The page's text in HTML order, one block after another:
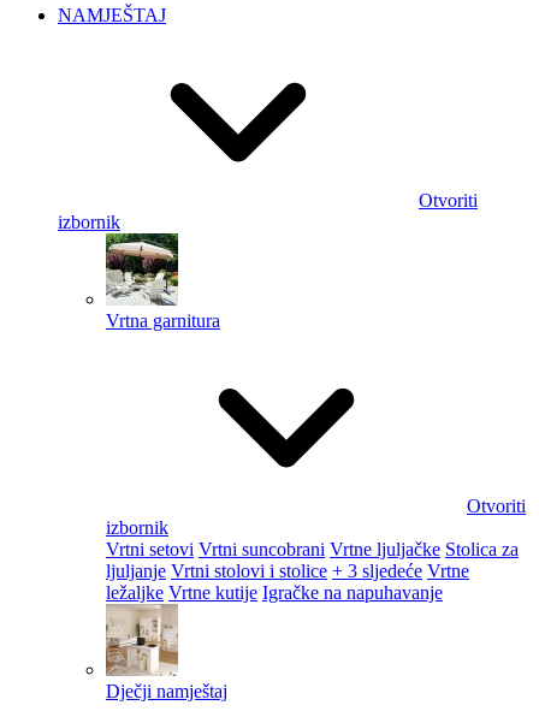
NAMJEŠTAJ
Otvoriti
izbornik
Vrtna garnitura
Otvoriti
izbornik
Vrtni setovi Vrtni suncobrani Vrtne ljuljačke Stolica za
ljuljanje Vrtni stolovi i stolice + 3 sljedeće Vrtne
ležaljke Vrtne kutije Igračke na napuhavanje
Dječji namještaj